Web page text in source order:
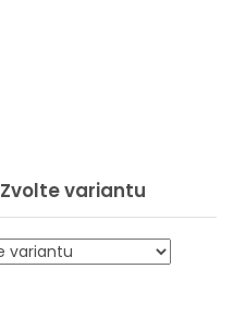
Zvolte variantu